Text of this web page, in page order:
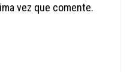
vez que comente.